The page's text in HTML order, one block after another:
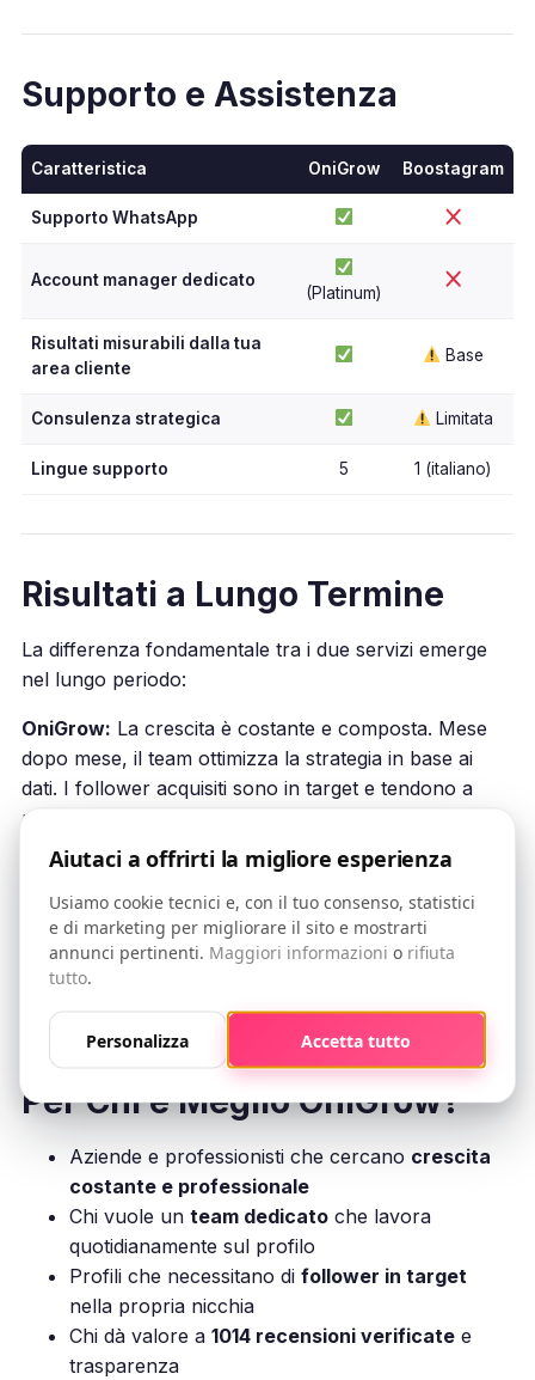
Supporto e Assistenza
Caratteristica OniGrow Boostagram
Supporto WhatsApp
Account manager dedicato
(Platinum)
Risultati misurabili dalla tua
area cliente
Base
Consulenza strategica Limitata
Lingue supporto 5 1 (italiano)
Risultati a Lungo Termine
La differenza fondamentale tra i due servizi emerge
nel lungo periodo:
OniGrow: La crescita è costante e composta. Mese
dopo mese, il team ottimizza la strategia in base ai
dati. I follower acquisiti sono in target e tendono a
restare attivi e coinvolti.
Boostagram: I pacchetti singoli forniscono un boost
temporaneo, ma senza una strategia continuativa la
crescita si ferma quando smetti di acquistare. Gli
abbonamenti offrono maggiore continuità ma con
risultati meno prevedibili.
Per Chi è Meglio OniGrow?
Aziende e professionisti che cercano crescita
costante e professionale
Chi vuole un team dedicatoche lavora
quotidianamente sul profilo
Profili che necessitano di follower in target
nella propria nicchia
Chi dà valore a 1014 recensioni verificatee
trasparenza
Aiutaci a offrirti la migliore esperienza
Usiamo cookie tecnici e, con il tuo consenso, statistici
e di marketing per migliorare il sito e mostrarti
annunci pertinenti. Maggiori informazioni o rifiuta
tutto.
Personalizza Accetta tutto